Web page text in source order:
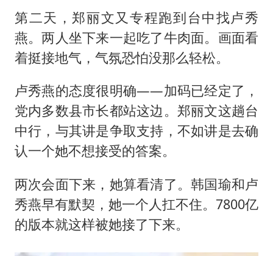
第二天，郑丽文又专程跑到台中找卢秀
燕。两人坐下来一起吃了牛肉面。画面看
着挺接地气，气氛恐怕没那么轻松。
卢秀燕的态度很明确——加码已经定了，
党内多数县市长都站这边。郑丽文这趟台
中行，与其讲是争取支持，不如讲是去确
认一个她不想接受的答案。
两次会面下来，她算看清了。韩国瑜和卢
秀燕早有默契，她一个人扛不住。7800亿
的版本就这样被她接了下来。